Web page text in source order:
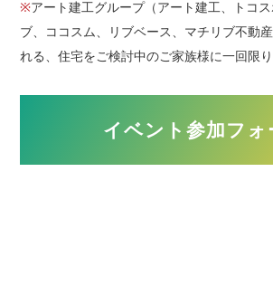
※アート建工グループ（アート建工、トコ
ブ、ココスム、リブベース、マチリブ不動
れる、住宅をご検討中のご家族様に一回限り
イベント参加フォ